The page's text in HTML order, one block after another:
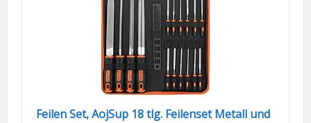
Feilen Set, AojSup 18 tlg. Feilenset Metall und